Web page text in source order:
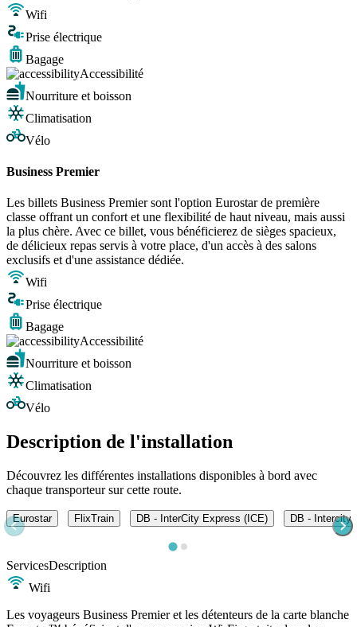
Wifi
Prise électrique
Bagage
Accessibilité
Nourriture et boisson
Climatisation
Vélo
Business Premier
Les billets Business Premier sont l'option Eurostar de première
classe offrant un confort et une flexibilité de haut niveau, mais aussi
la plus chère. Avec ce billet, vous bénéficierez de sièges spacieux,
de délicieux repas servis à votre place, d'un accès à des salons
exclusifs et d'une assistance dédiée.
Wifi
Prise électrique
Bagage
Accessibilité
Nourriture et boisson
Climatisation
Vélo
Description de l'installation
Découvrez les différentes installations disponibles à bord avec
chaque transporteur sur cette route.
Eurostar FlixTrain DB - InterCity Express (ICE) DB - Intercity
ServicesDescription
Wifi
Les voyageurs Business Premier et les détenteurs de la carte blanche